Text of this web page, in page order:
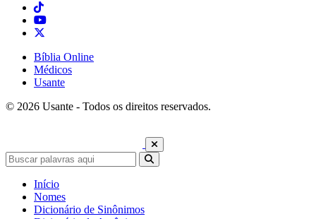
Bíblia Online
Médicos
Usante
© 2026 Usante - Todos os direitos reservados.
Início
Nomes
Dicionário de Sinônimos